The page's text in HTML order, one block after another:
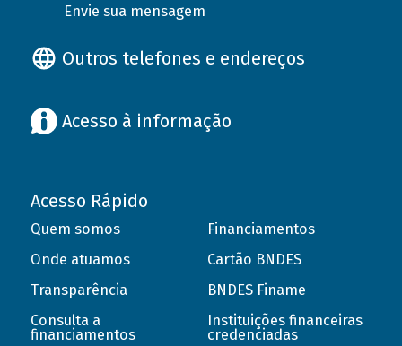
Envie sua mensagem
Outros telefones e endereços
Acesso à informação
Acesso Rápido
Quem somos
Onde atuamos
Transparência
Consulta a
financiamentos
Financiamentos
Cartão BNDES
BNDES Finame
Instituições financeiras
credenciadas